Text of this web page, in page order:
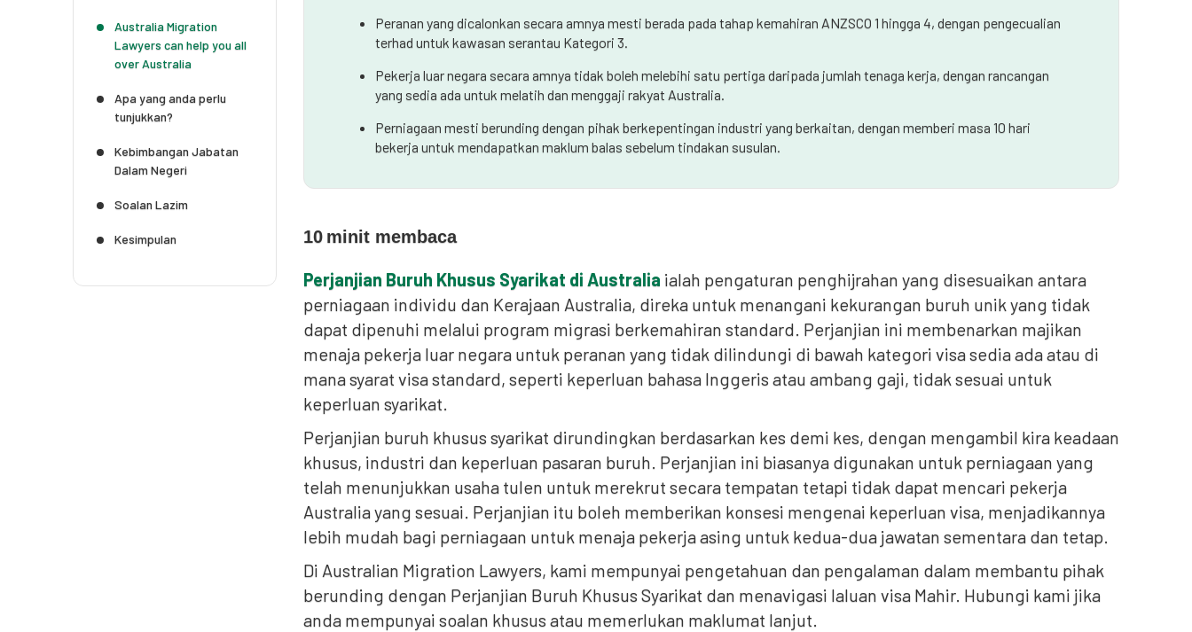
Australia Migration
Lawyers can help you all
over Australia
Apa yang anda perlu
tunjukkan?
Kebimbangan Jabatan
Dalam Negeri
Soalan Lazim
Kesimpulan
Peranan yang dicalonkan secara amnya mesti berada pada tahap kemahiran ANZSCO 1 hingga 4, dengan pengecualian
terhad untuk kawasan serantau Kategori 3.
Pekerja luar negara secara amnya tidak boleh melebihi satu pertiga daripada jumlah tenaga kerja, dengan rancangan
yang sedia ada untuk melatih dan menggaji rakyat Australia.
Perniagaan mesti berunding dengan pihak berkepentingan industri yang berkaitan, dengan memberi masa 10 hari
bekerja untuk mendapatkan maklum balas sebelum tindakan susulan.
10 minit membaca
Perjanjian Buruh Khusus Syarikat di Australia ialah pengaturan penghijrahan yang disesuaikan antara
perniagaan individu dan Kerajaan Australia, direka untuk menangani kekurangan buruh unik yang tidak
dapat dipenuhi melalui program migrasi berkemahiran standard. Perjanjian ini membenarkan majikan
menaja pekerja luar negara untuk peranan yang tidak dilindungi di bawah kategori visa sedia ada atau di
mana syarat visa standard, seperti keperluan bahasa Inggeris atau ambang gaji, tidak sesuai untuk
keperluan syarikat.
Perjanjian buruh khusus syarikat dirundingkan berdasarkan kes demi kes, dengan mengambil kira keadaan
khusus, industri dan keperluan pasaran buruh. Perjanjian ini biasanya digunakan untuk perniagaan yang
telah menunjukkan usaha tulen untuk merekrut secara tempatan tetapi tidak dapat mencari pekerja
Australia yang sesuai. Perjanjian itu boleh memberikan konsesi mengenai keperluan visa, menjadikannya
lebih mudah bagi perniagaan untuk menaja pekerja asing untuk kedua-dua jawatan sementara dan tetap.
Di Australian Migration Lawyers, kami mempunyai pengetahuan dan pengalaman dalam membantu pihak
berunding dengan Perjanjian Buruh Khusus Syarikat dan menavigasi laluan visa Mahir. Hubungi kami jika
anda mempunyai soalan khusus atau memerlukan maklumat lanjut.